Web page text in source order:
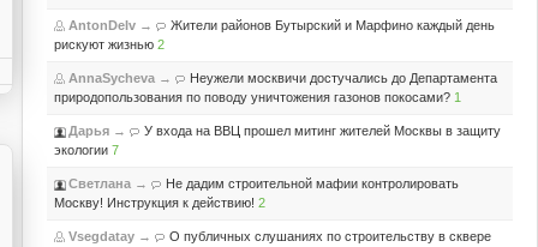
AntonDeIv→
Жители районов Бутырский и Марфино каждый день
рискуют жизнью 2
AnnaSycheva→
Неужели москвичи достучались до Департамента
природопользования по поводу уничтожения газонов покосами? 1
Дарья→
У входа на ВВЦ прошел митинг жителей Москвы в защиту
экологии 7
Светлана→
Не дадим строительной мафии контролировать
Москву! Инструкция к действию! 2
Vsegdatay→
О публичных слушаниях по строительству в сквере